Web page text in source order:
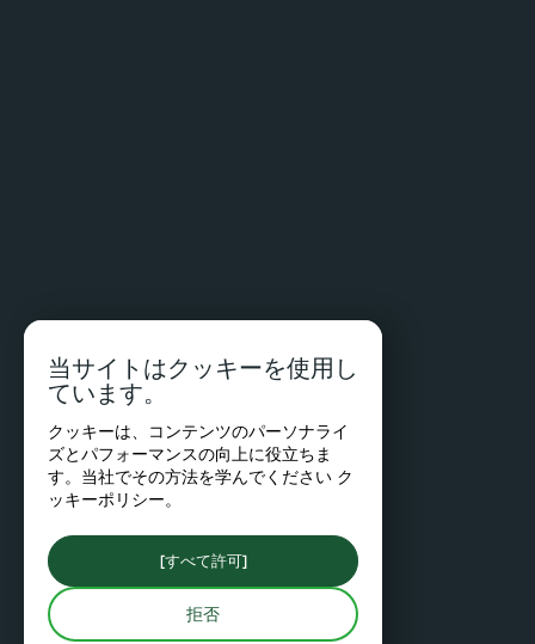
当サイトはクッキーを使用し
ています。
クッキーは、コンテンツのパーソナライ
ズとパフォーマンスの向上に役立ちま
す。当社でその方法を学んでください ク
ッキーポリシー。
[すべて許可]
拒否